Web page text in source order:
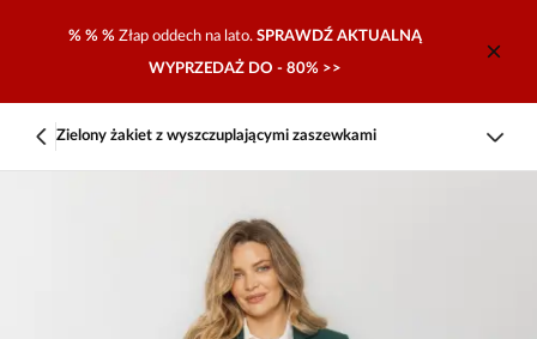
% % % Złap oddech na lato. SPRAWDŹ AKTUALNĄ
WYPRZEDAŻ DO - 80% >>
Zielony żakiet z wyszczuplającymi zaszewkami